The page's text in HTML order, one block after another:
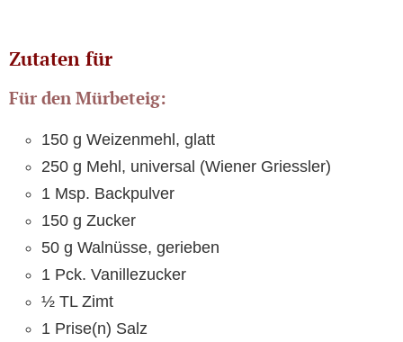
Zutaten für
Für den Mürbeteig:
150 g Weizenmehl, glatt
250 g Mehl, universal (Wiener Griessler)
1 Msp. Backpulver
150 g Zucker
50 g Walnüsse, gerieben
1 Pck. Vanillezucker
½ TL Zimt
1 Prise(n) Salz